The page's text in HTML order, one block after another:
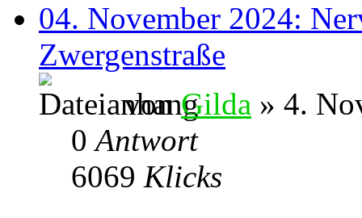
04. November 2024:
Zwergenstraße
vonGilda » 4.
0Antwort
6069 Klicks